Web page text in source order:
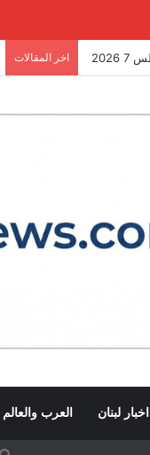
اخر المقالات
اخبار لبنان العرب والعالم